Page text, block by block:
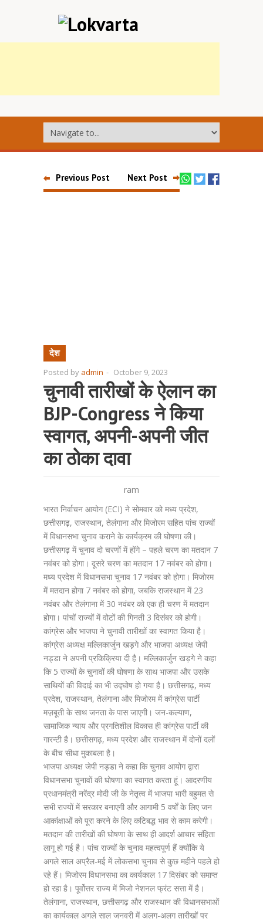
Previous Post Next Post
देश
Posted by admin - October 9, 2023
चुनावी तारीखों के ऐलान का
BJP-Congress ने किया
स्वागत, अपनी-अपनी जीत
का ठोका दावा
ram
भारत निर्वाचन आयोग (ECI) ने सोमवार को मध्य प्रदेश,
छत्तीसगढ़, राजस्थान, तेलंगाना और मिजोरम सहित पांच राज्यों
में विधानसभा चुनाव कराने के कार्यक्रम की घोषणा की।
छत्तीसगढ़ में चुनाव दो चरणों में होंगे – पहले चरण का मतदान 7
नवंबर को होगा। दूसरे चरण का मतदान 17 नवंबर को होगा।
मध्य प्रदेश में विधानसभा चुनाव 17 नवंबर को होगा। मिजोरम
में मतदान होगा 7 नवंबर को होगा, जबकि राजस्थान में 23
नवंबर और तेलंगाना में 30 नवंबर को एक ही चरण में मतदान
होगा। पांचों राज्यों में वोटों की गिनती 3 दिसंबर को होगी।
कांग्रेस और भाजपा ने चुनावी तारीखों का स्वागत किया है।
कांग्रेस अध्यक्ष मल्लिकार्जुन खड़गे और भाजपा अध्यक्ष जेपी
नड्डा ने अपनी प्रकिक्रिया दी है। मल्लिकार्जुन खड़गे ने कहा
कि 5 राज्यों के चुनावों की घोषणा के साथ भाजपा और उसके
साथियों की विदाई का भी उद्घोष हो गया है। छत्तीसगढ़, मध्य
प्रदेश, राजस्थान, तेलंगाना और मिजोरम में कांग्रेस पार्टी
मज़बूती के साथ जनता के पास जाएगी। जन-कल्याण,
सामाजिक न्याय और प्रगतिशील विकास ही कांग्रेस पार्टी की
गारन्टी है। छत्तीसगढ़, मध्य प्रदेश और राजस्थान में दोनों दलों
के बीच सीधा मुकाबला है।
भाजपा अध्यक्ष जेपी नड्डा ने कहा कि चुनाव आयोग द्वारा
विधानसभा चुनावों की घोषणा का स्वागत करता हूं। आदरणीय
प्रधानमंत्री नरेंद्र मोदी जी के नेतृत्व में भाजपा भारी बहुमत से
सभी राज्यों में सरकार बनाएगी और आगामी 5 वर्षों के लिए जन
आकांक्षाओं को पूरा करने के लिए कटिबद्ध भाव से काम करेगी।
मतदान की तारीखों की घोषणा के साथ ही आदर्श आचार संहिता
लागू हो गई है। पांच राज्यों के चुनाव महत्वपूर्ण हैं क्योंकि ये
अगले साल अप्रैल-मई में लोकसभा चुनाव से कुछ महीने पहले हो
रहे हैं। मिजोरम विधानसभा का कार्यकाल 17 दिसंबर को समाप्त
हो रहा है। पूर्वोत्तर राज्य में मिजो नेशनल फ्रंट सत्ता में है।
तेलंगाना, राजस्थान, छत्तीसगढ़ और राजस्थान की विधानसभाओं
का कार्यकाल अगले साल जनवरी में अलग-अलग तारीखों पर